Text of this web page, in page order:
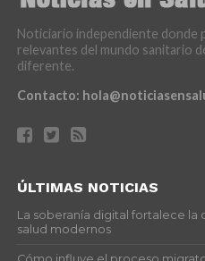
Noticiario independiente donde
relevantes del mundo sanitario
diferente.
Contacto:
ÚLTIMAS NOTICIAS
La soberanía digital fortalece la
salud modernos